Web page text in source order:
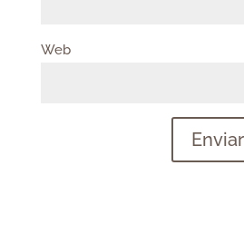
Web